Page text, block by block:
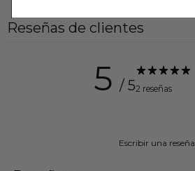
Reseñas de clientes
5 / 52 reseñas
Escribir una reseña